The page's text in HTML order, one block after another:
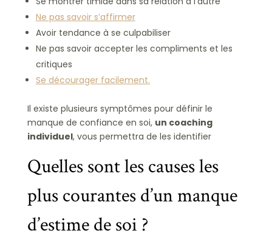
Ne pas savoir s’affirmer
Avoir tendance à se culpabiliser
Ne pas savoir accepter les compliments et les
critiques
Se décourager facilement.
Il existe plusieurs symptômes pour définir le
manque de confiance en soi, un coaching
individuel, vous permettra de les identifier
Quelles sont les causes les
plus courantes d’un manque
d’estime de soi ?